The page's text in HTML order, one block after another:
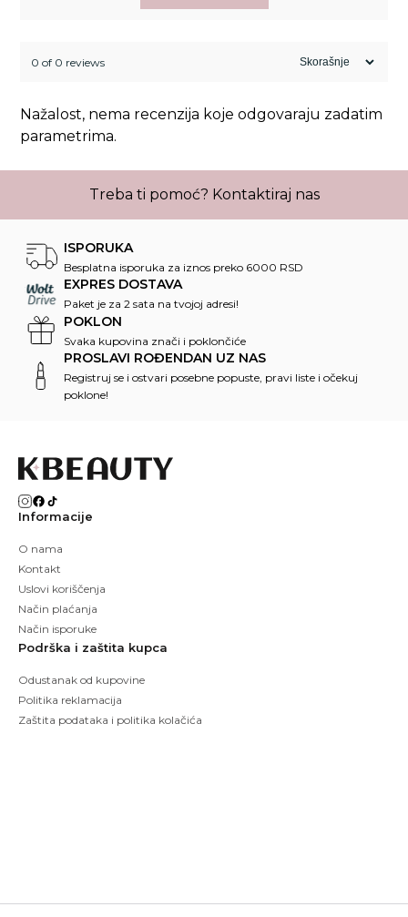
0 of 0 reviews
Nažalost, nema recenzija koje odgovaraju zadatim
parametrima.
Treba ti pomoć? Kontaktiraj nas
ISPORUKA
Besplatna isporuka za iznos preko 6000 RSD
EXPRES DOSTAVA
Paket je za 2 sata na tvojoj adresi!
POKLON
Svaka kupovina znači i poklončiće
PROSLAVI ROĐENDAN UZ NAS
Registruj se i ostvari posebne popuste, pravi liste i očekuj
poklone!
Informacije
O nama
Kontakt
Uslovi koriščenja
Način plaćanja
Način isporuke
Podrška i zaštita kupca
Odustanak od kupovine
Politika reklamacija
Zaštita podataka i politika kolačića